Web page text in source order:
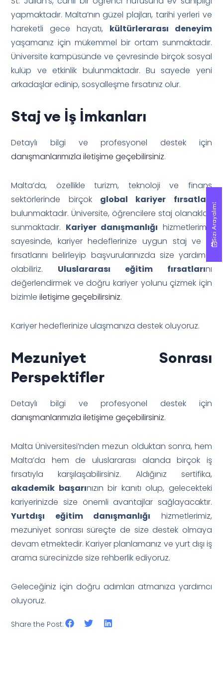
yapmaktadır. Malta’nın güzel plajları, tarihi yerleri ve
hareketli gece hayatı, kültürlerarası deneyim
yaşamanız için mükemmel bir ortam sunmaktadır.
Üniversite kampüsünde ve çevresinde birçok sosyal
kulüp ve etkinlik bulunmaktadır. Bu sayede yeni
arkadaşlar edinip, sosyalleşme fırsatınız olur.
Staj ve İş İmkanları
Detaylı bilgi ve profesyonel destek için
danışmanlarımızla iletişime geçebilirsiniz.
Malta’da, özellikle turizm, teknoloji ve finans
sektörlerinde birçok global kariyer fırsatları
bulunmaktadır. Üniversite, öğrencilere staj olanakları
sunmaktadır. Kariyer danışmanlığı hizmetlerimiz
sayesinde, kariyer hedeflerinize uygun staj ve iş
fırsatlarını belirleyip başvurularınızda size yardımcı
olabiliriz. Uluslararası eğitim fırsatlarını
değerlendirmek ve doğru kariyer yolunu çizmek için
bizimleiletişime geçebilirsiniz.
Kariyer hedeflerinize ulaşmanıza destek oluyoruz.
Mezuniyet Sonrası
Perspektifler
Detaylı bilgi ve profesyonel destek için
danışmanlarımızla iletişime geçebilirsiniz.
Malta Üniversitesi’nden mezun olduktan sonra, hem
Malta’da hem de uluslararası alanda birçok iş
fırsatıyla karşılaşabilirsiniz. Aldığınız sertifika,
akademik başarınızın bir kanıtı olup, gelecekteki
kariyerinizde size önemli avantajlar sağlayacaktır.
Yurtdışı eğitim danışmanlığı hizmetlerimiz,
mezuniyet sonrası süreçte de size destek olmaya
devam etmektedir. Kariyer planlamanız ve yurt dışı iş
arama sürecinizde size rehberlik ediyoruz.
Geleceğiniz için doğru adımları atmanıza yardımcı
oluyoruz.
Share the Post:
Sizi Arayalım!
Sizi Arayalım!